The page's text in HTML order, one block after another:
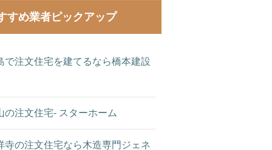
すめ業者ピックアップ
で注文住宅を建てるなら橋本建設
の注文住宅- スターホーム
寺の注文住宅なら木造専門ジェネ